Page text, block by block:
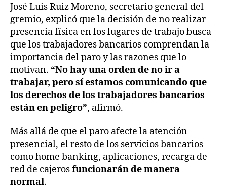
José Luis Ruiz Moreno, secretario general del
gremio, explicó que la decisión de no realizar
presencia física en los lugares de trabajo busca
que los trabajadores bancarios comprendan la
importancia del paro y las razones que lo
motivan. “No hay una orden de no ir a
trabajar, pero sí estamos comunicando que
los derechos de los trabajadores bancarios
están en peligro”, afirmó.
Más allá de que el paro afecte la atención
presencial, el resto de los servicios bancarios
como home banking, aplicaciones, recarga de
red de cajerosfuncionarán de manera
normal.